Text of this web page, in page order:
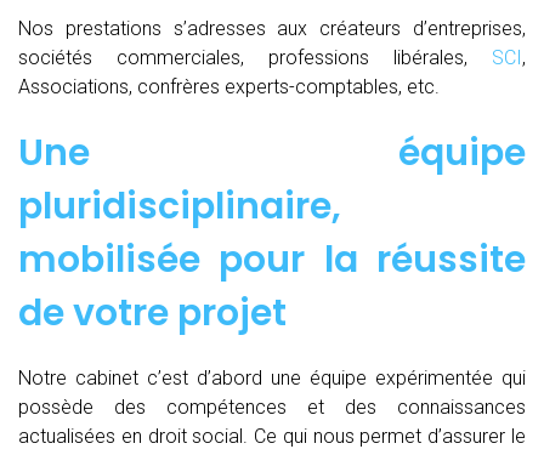
Nos prestations s’adresses aux créateurs d’entreprises,
sociétés commerciales, professions libérales, SCI,
Associations, confrères experts-comptables, etc.
Une équipe
pluridisciplinaire,
mobilisée pour la réussite
de votre projet
Notre cabinet c’est d’abord une équipe expérimentée qui
possède des compétences et des connaissances
actualisées en droit social. Ce qui nous permet d’assurer le